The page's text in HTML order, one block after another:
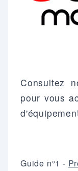
Consultez
pour vous
Guide n°1 -